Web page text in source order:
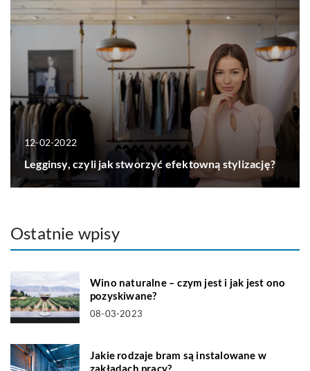
12-02-2022
Legginsy, czyli jak stworzyć efektowną stylizację?
Ostatnie wpisy
Wino naturalne – czym jest i jak jest ono
pozyskiwane?
08-03-2023
Jakie rodzaje bram są instalowane w
zakładach pracy?